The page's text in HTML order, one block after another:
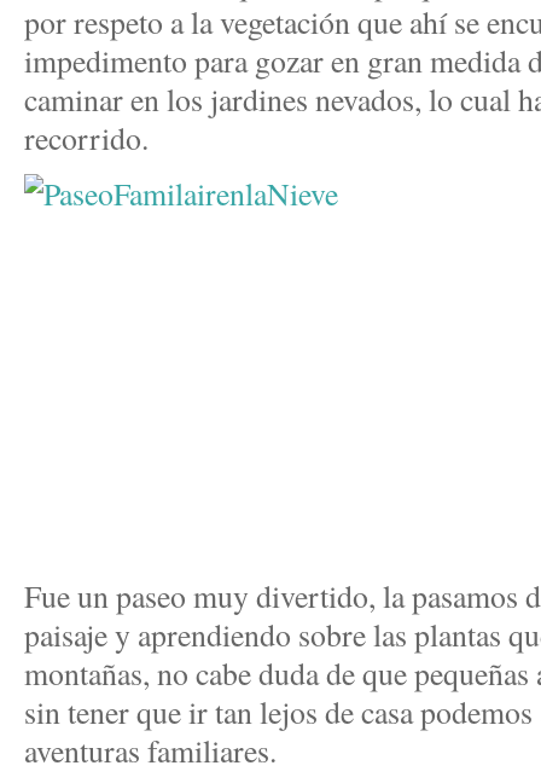
por respeto a la vegetación que ahí se
impedimento para gozar en gran medida
caminar en los jardines nevados, lo cual
recorrido.
Fue un paseo muy divertido, la pasamos
paisaje y aprendiendo sobre las plantas
montañas, no cabe duda de que
sin tener que ir tan lejos de casa
aventuras familiares.